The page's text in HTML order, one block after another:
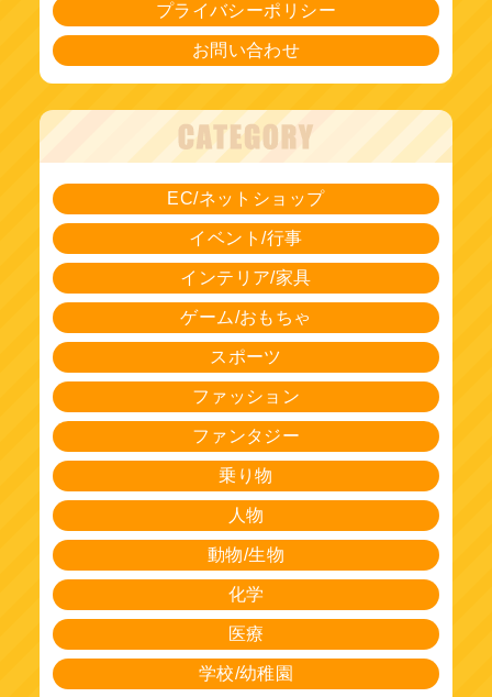
プライバシーポリシー
お問い合わせ
EC/ネットショップ
イベント/行事
インテリア/家具
ゲーム/おもちゃ
スポーツ
ファッション
ファンタジー
乗り物
人物
動物/生物
化学
医療
学校/幼稚園